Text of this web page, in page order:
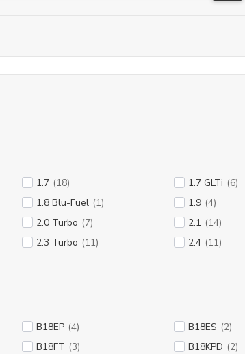
1.7 (18) 1.7 GLTi (6)
1.8 Blu-Fuel (1) 1.9 (4)
2.0 Turbo (7) 2.1 (14)
2.3 Turbo (11) 2.4 (11)
B18EP (4) B18ES (2)
B18FT (3) B18KPD (2)